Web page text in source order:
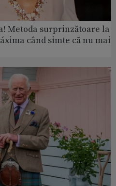
Metoda surprinzătoare la
când simte că nu mai